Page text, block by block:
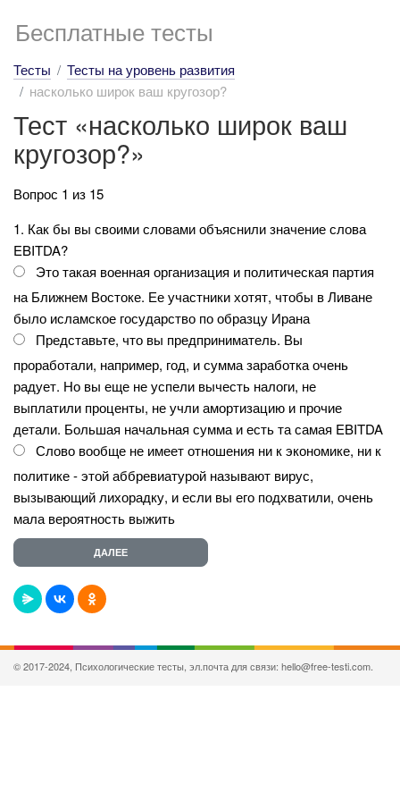
Бесплатные тесты
Тесты
Тесты на уровень развития
насколько широк ваш кругозор?
Тест «насколько широк ваш
кругозор?»
Вопрос 1 из 15
1. Как бы вы своими словами объяснили значение слова
EBITDA?
Это такая военная организация и политическая партия
на Ближнем Востоке. Ее участники хотят, чтобы в Ливане
было исламское государство по образцу Ирана
Представьте, что вы предприниматель. Вы
проработали, например, год, и сумма заработка очень
радует. Но вы еще не успели вычесть налоги, не
выплатили проценты, не учли амортизацию и прочие
детали. Большая начальная сумма и есть та самая EBITDA
Слово вообще не имеет отношения ни к экономике, ни к
политике - этой аббревиатурой называют вирус,
вызывающий лихорадку, и если вы его подхватили, очень
мала вероятность выжить
© 2017-2024, Психологические тесты, эл.почта для связи: hello@free-testi.com.